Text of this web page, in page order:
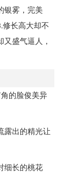
银雾，完美
长高大却不
盛气逼人，
的脸俊美异
露出的精光让
细长的桃花